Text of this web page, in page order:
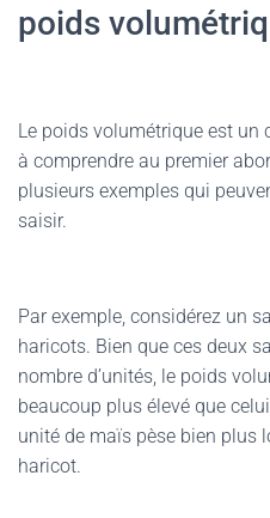
poids
Le poids volumétrique est un
à comprendre au premier
plusieurs exemples qui
saisir.
Par exemple, considérez un
haricots. Bien que ces deux
nombre d’unités, le poids
beaucoup plus élevé que
unité de maïs pèse bien plus
haricot.